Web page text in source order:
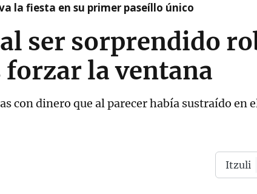
la fiesta en su primer paseíllo único
ser sorprendido
forzar la ventana
con dinero que al parecer había sustraído en
Itzuli